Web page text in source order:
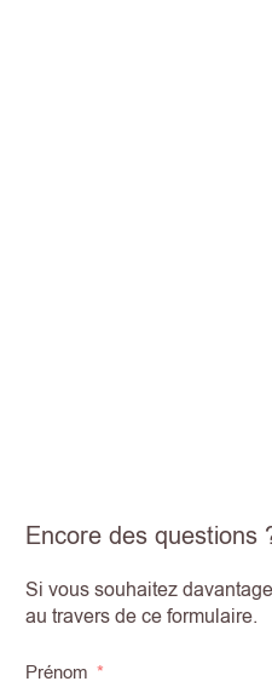
Encore des questions
Si vous souhaitez
au travers de ce formulaire.
Prénom